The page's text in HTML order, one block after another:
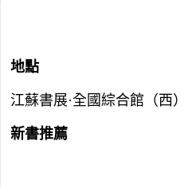
地點
江蘇書展·全國綜合館（西
新書推薦